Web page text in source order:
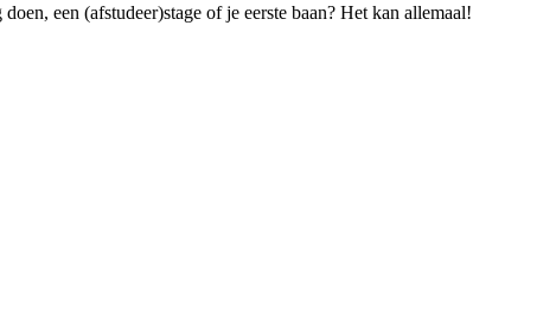
een (afstudeer)stage of je eerste baan? Het kan allemaal!